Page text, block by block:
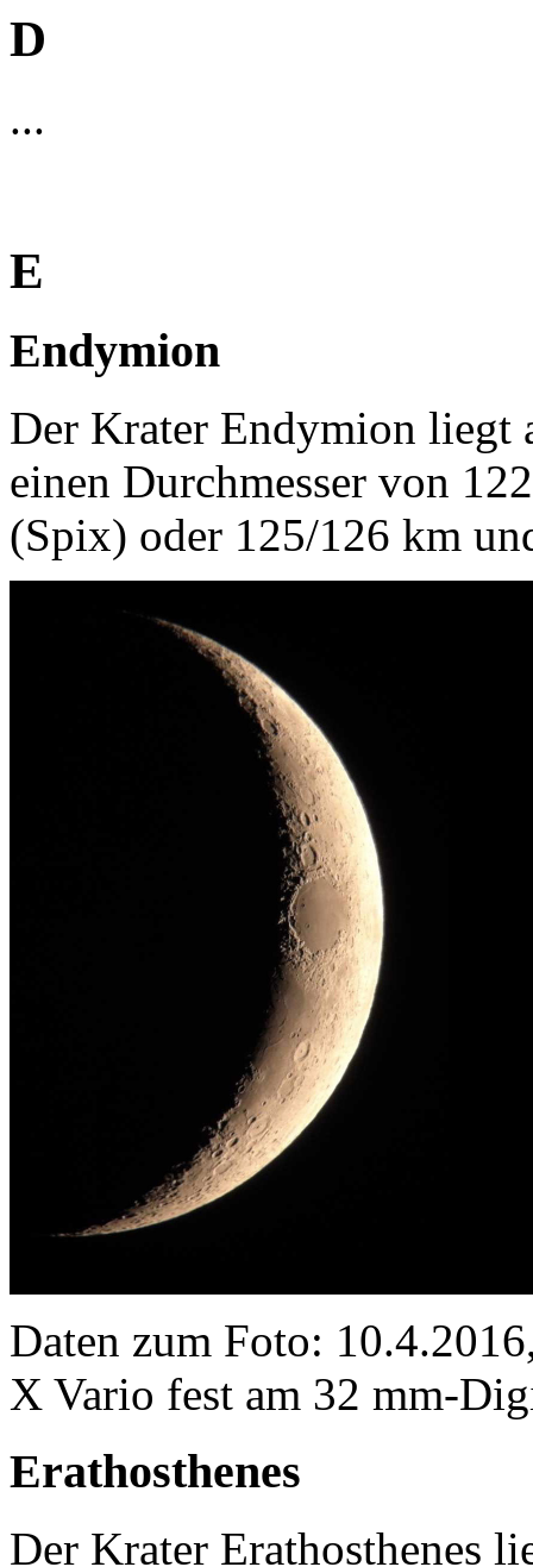
D
...
E
Endymion
Der Krater Endymion liegt
einen Durchmesser von
(Spix) oder 125/126 km
Daten zum Foto:
X Vario fest am 32 mm-
Erathosthenes
Der Krater Erathosthenes